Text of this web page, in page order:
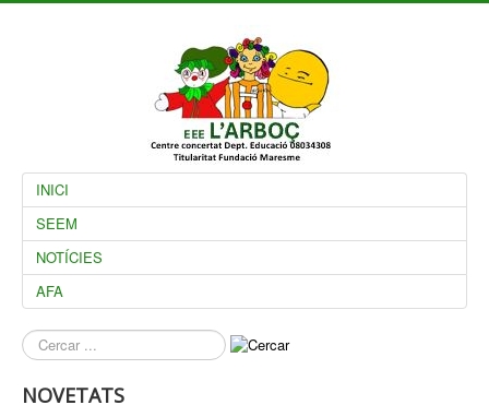
INICI
SEEM
NOTÍCIES
AFA
què
busques?
NOVETATS